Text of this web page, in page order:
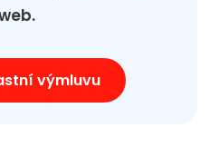
výmluvu